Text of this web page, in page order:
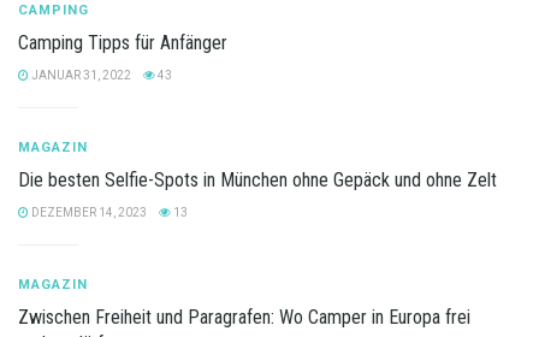
CAMPING
Camping Tipps für Anfänger
JANUAR 31, 2022 43
MAGAZIN
Die besten Selfie-Spots in München ohne Gepäck und ohne Zelt
DEZEMBER 14, 2023 13
MAGAZIN
Zwischen Freiheit und Paragrafen: Wo Camper in Europa frei